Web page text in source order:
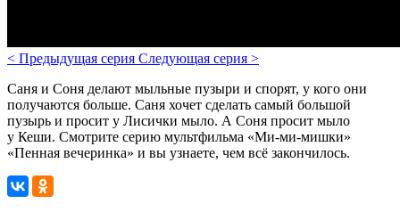
< Предыдущая серия Следующая серия >
Саня и Соня делают мыльные пузыри и спорят, у кого они
получаются больше. Саня хочет сделать самый большой
пузырь и просит у Лисички мыло. А Соня просит мыло
у Кеши. Смотрите серию мультфильма «Ми-ми-мишки»
«Пенная вечеринка» и вы узнаете, чем всё закончилось.